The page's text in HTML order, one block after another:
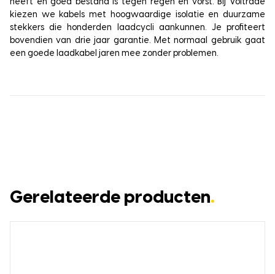
heeft en goed bestand is tegen regen en vorst. Bij Voltrade
kiezen we kabels met hoogwaardige isolatie en duurzame
stekkers die honderden laadcycli aankunnen. Je profiteert
bovendien van drie jaar garantie. Met normaal gebruik gaat
een goede laadkabel jaren mee zonder problemen.
Gerelateerde producten.